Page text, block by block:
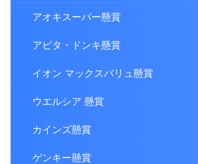
アオキスーパー懸賞
アピタ・ドンキ懸賞
イオン マックスバリュ懸賞
ウエルシア 懸賞
カインズ懸賞
ゲンキー懸賞